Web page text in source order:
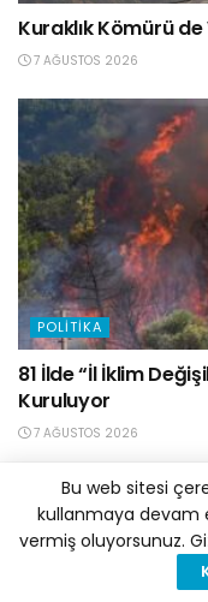
Kuraklık Kömürü
7 AĞUSTOS 2026
POLITIKA
81 İlde “İl İklim
Kuruluyor
7 AĞUSTOS 2026
Bu web sitesi
kullanmaya devam
vermiş oluyorsunuz.